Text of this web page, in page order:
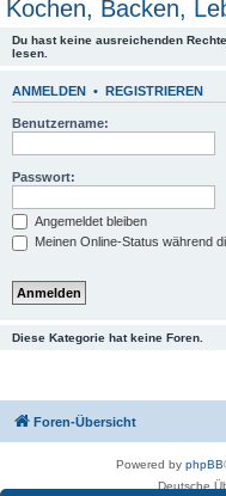
Kochen, Backen,
Du hast keine ausreichenden
lesen.
ANMELDEN • REGISTRIEREN
Benutzername:
Passwort:
Angemeldet bleiben
Meinen Online-Status während
Diese Kategorie hat keine Foren.
Foren-Übersicht
Powered by phpBB
Deutsche